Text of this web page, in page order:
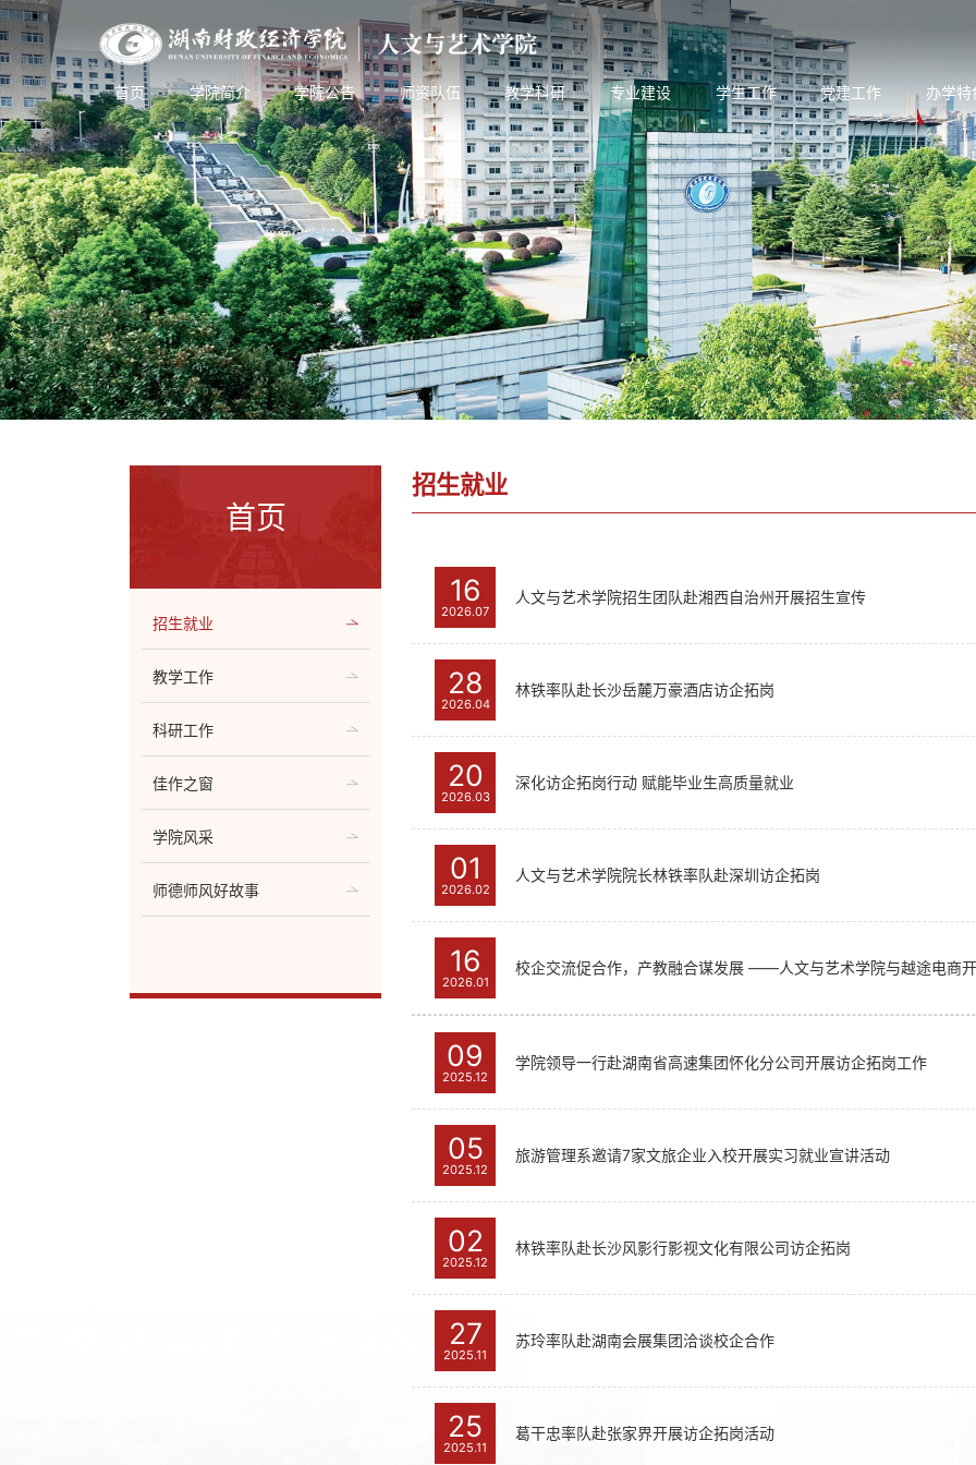
首页 学院简介 学院公告 师资队伍 教学科研 专业建设 学生工作 党建工作 办学
首页
招生就业
教学工作
科研工作
佳作之窗
学院风采
师德师风好故事
招生就业
16
2026.07
人文与艺术学院招生团队赴湘西自治州开展招生宣传
28
2026.04
林铁率队赴长沙岳麓万豪酒店访企拓岗
20
2026.03
深化访企拓岗行动 赋能毕业生高质量就业
01
2026.02
人文与艺术学院院长林铁率队赴深圳访企拓岗
16
2026.01
校企交流促合作，产教融合谋发展 ——人文与艺术学院与越途电商
09
2025.12
学院领导一行赴湖南省高速集团怀化分公司开展访企拓岗工作
05
2025.12
旅游管理系邀请7家文旅企业入校开展实习就业宣讲活动
02
2025.12
林铁率队赴长沙风影行影视文化有限公司访企拓岗
27
2025.11
苏玲率队赴湖南会展集团洽谈校企合作
25
2025.11
葛干忠率队赴张家界开展访企拓岗活动